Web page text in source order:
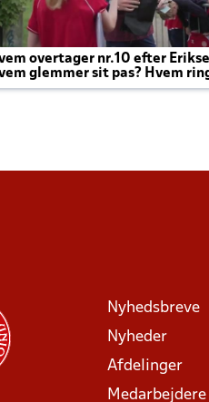
overtager nr.10 efter
glemmer sit pas? Hvem
altid til efter kampe?
Nyhedsbreve
Nyheder
Afdelinger
Medarbejdere